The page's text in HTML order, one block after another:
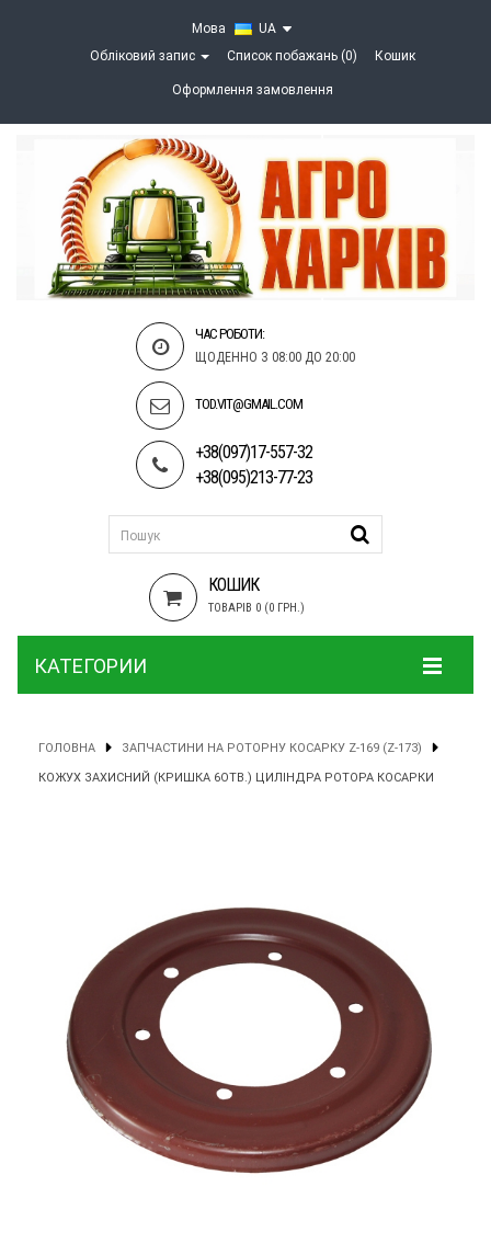
Мова
UA
Обліковий запис
Список побажань (0) Кошик
Оформлення замовлення
ЧАС РОБОТИ:
ЩОДЕННО З 08:00 ДО 20:00
TOD.VIT@GMAIL.COM
+38(097)17-557-32
+38(095)213-77-23
КОШИК
ТОВАРІВ 0 (0 ГРН.)
КАТЕГОРИИ
ГОЛОВНА ЗАПЧАСТИНИ НА РОТОРНУ КОСАРКУ Z-169 (Z-173)
КОЖУХ ЗАХИСНИЙ (КРИШКА 6ОТВ.) ЦИЛІНДРА РОТОРА КОСАРКИ